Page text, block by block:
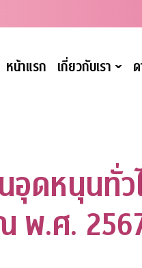
หน้าแรก เกี่ยวกับเรา ˇ
อุดหนุนทั่
พ.ศ.